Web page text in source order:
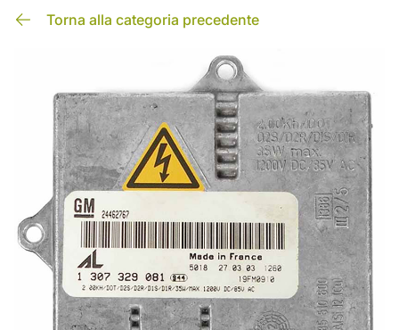
Torna alla categoria precedente